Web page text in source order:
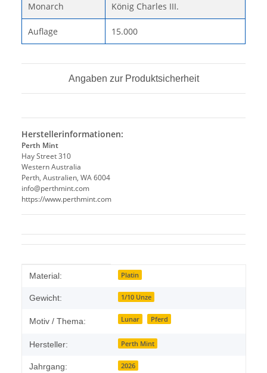
Monarch König Charles III.
Auflage 15.000
Angaben zur Produktsicherheit
Herstellerinformationen:
Perth Mint
Hay Street 310
Western Australia
Perth, Australien, WA 6004
info@perthmint.com
https://www.perthmint.com
Produkteigenschaft
Wert
Material: Platin
Gewicht: 1/10 Unze
Motiv / Thema: Lunar Pferd
Hersteller: Perth Mint
Jahrgang: 2026